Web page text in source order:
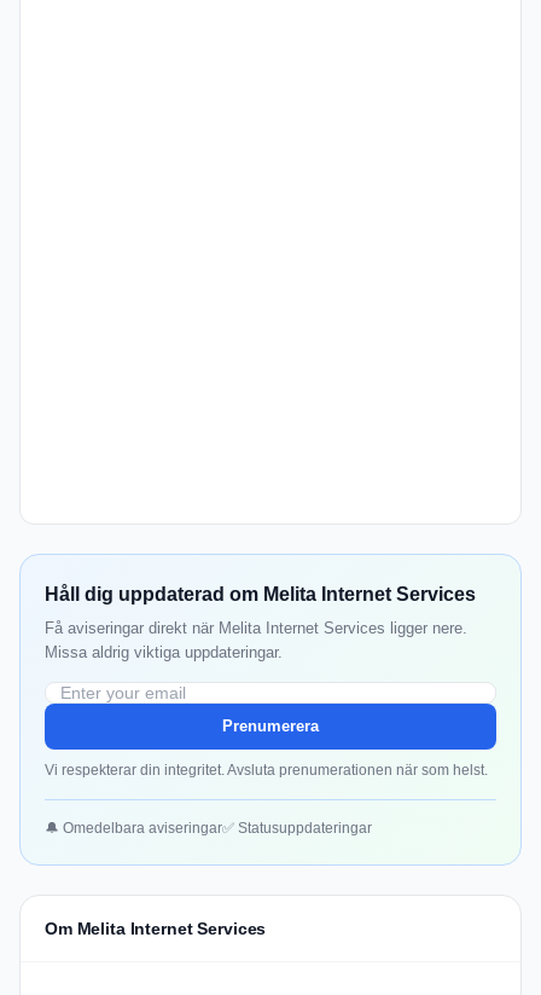
Håll dig uppdaterad om Melita Internet Services
Få aviseringar direkt när Melita Internet Services ligger nere.
Missa aldrig viktiga uppdateringar.
Prenumerera
Vi respekterar din integritet. Avsluta prenumerationen när som helst.
🔔 Omedelbara aviseringar✅ Statusuppdateringar
Om Melita Internet Services